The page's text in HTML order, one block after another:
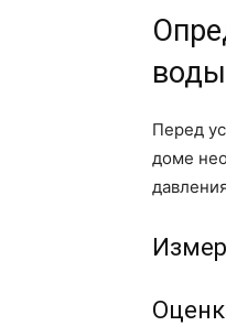
воды
Перед
доме